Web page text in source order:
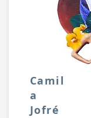
Camil
a
Jofré